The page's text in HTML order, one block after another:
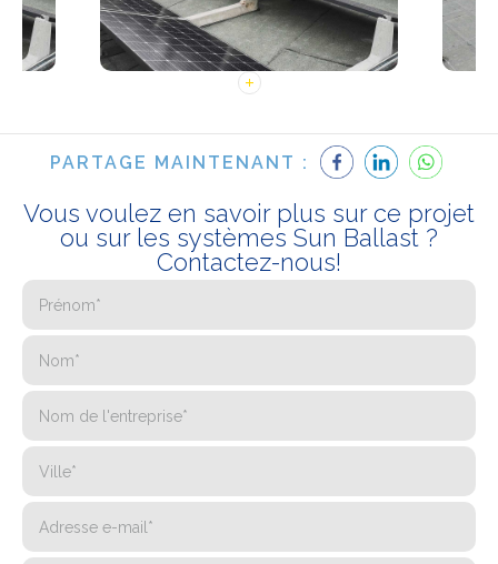
PARTAGE MAINTENANT :
Vous voulez en savoir plus sur ce projet
ou sur les systèmes Sun Ballast ?
Contactez-nous!